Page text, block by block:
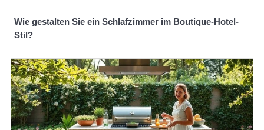
Wie gestalten Sie ein Schlafzimmer im Boutique-Hotel-
Stil?